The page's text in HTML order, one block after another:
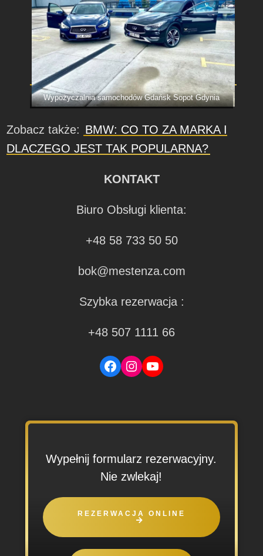
Wypożyczalnia samochodów Gdańsk Sopot Gdynia
Zobacz także: BMW: CO TO ZA MARKA I
DLACZEGO JEST TAK POPULARNA?
KONTAKT
Biuro Obsługi klienta:
+48 58 733 50 50
bok@mestenza.com
Szybka rezerwacja :
+48 507 1111 66
Facebook
Instagram
YouTube
Wypełnij formularz rezerwacyjny.
Nie zwlekaj!
REZERWACJA ONLINE